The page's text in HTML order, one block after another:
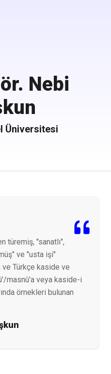
Nebi
Üniversitesi
türemiş, "sanatlı",
ve "usta işi"
ve Türkçe kaside ve
masnû'a veya kaside-i
örnekleri bulunan